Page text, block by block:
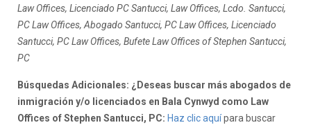
Law Offices, Licenciado PC Santucci, Law Offices, Lcdo. Santucci,
PC Law Offices, Abogado Santucci, PC Law Offices, Licenciado
Santucci, PC Law Offices, Bufete Law Offices of Stephen Santucci,
PC
Búsquedas Adicionales: ¿Deseas buscar más abogados de
inmigración y/o licenciados en Bala Cynwyd como Law
Offices of Stephen Santucci, PC: Haz clic aquípara buscar